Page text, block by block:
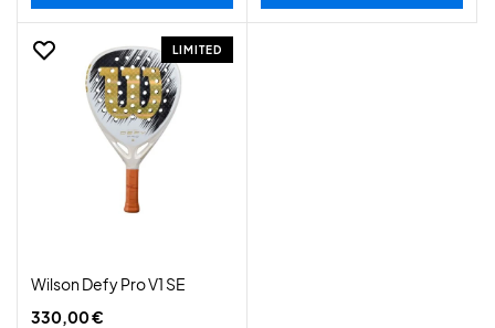
LIMITED
Wilson Defy Pro V1 SE
330,00 €